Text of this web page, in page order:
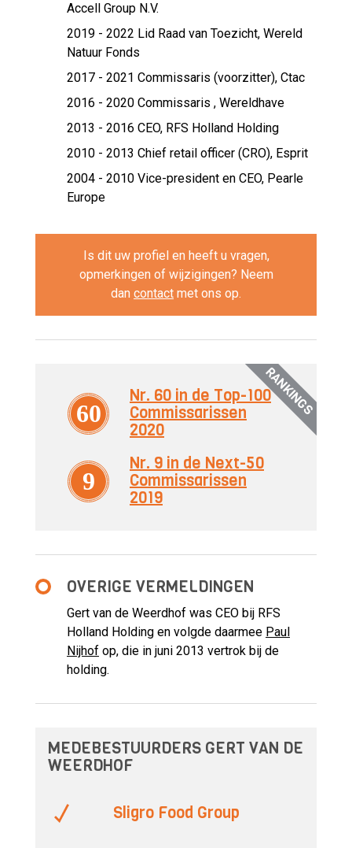
Accell Group N.V.
2019 - 2022 Lid Raad van Toezicht, Wereld
Natuur Fonds
2017 - 2021 Commissaris (voorzitter), Ctac
2016 - 2020 Commissaris , Wereldhave
2013 - 2016 CEO, RFS Holland Holding
2010 - 2013 Chief retail officer (CRO), Esprit
2004 - 2010 Vice-president en CEO, Pearle
Europe
Is dit uw profiel en heeft u vragen,
opmerkingen of wijzigingen? Neem
dan contact met ons op.
RANKINGS
60
Nr. 60 in de Top-100
Commissarissen
2020
9
Nr. 9 in de Next-50
Commissarissen
2019
OVERIGE VERMELDINGEN
Gert van de Weerdhof was CEO bij RFS
Holland Holding en volgde daarmee Paul
Nijhof op, die in juni 2013 vertrok bij de
holding.
MEDEBESTUURDERS GERT VAN DE
WEERDHOF
Sligro Food Group